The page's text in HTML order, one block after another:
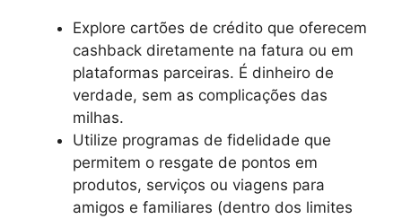
Explore cartões de crédito que oferecem
cashback diretamente na fatura ou em
plataformas parceiras. É dinheiro de
verdade, sem as complicações das
milhas.
Utilize programas de fidelidade que
permitem o resgate de pontos em
produtos, serviços ou viagens para
amigos e familiares (dentro dos limites